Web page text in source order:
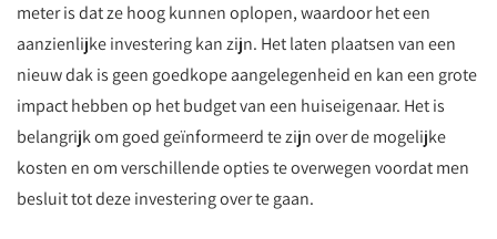
meter is dat ze hoog kunnen oplopen, waardoor het een
aanzienlijke investering kan zijn. Het laten plaatsen van een
nieuw dak is geen goedkope aangelegenheid en kan een grote
impact hebben op het budget van een huiseigenaar. Het is
belangrijk om goed geïnformeerd te zijn over de mogelijke
kosten en om verschillende opties te overwegen voordat men
besluit tot deze investering over te gaan.